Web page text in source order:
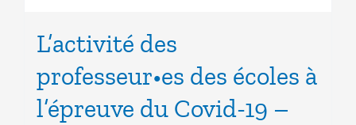
L’activité des
professeur•es des écoles à
l’épreuve du Covid-19 –